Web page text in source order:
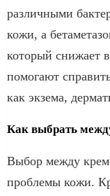
различными
кожи, а
который снижает
помогают
как экзема,
Как выбрать
Выбор между
проблемы кожи.